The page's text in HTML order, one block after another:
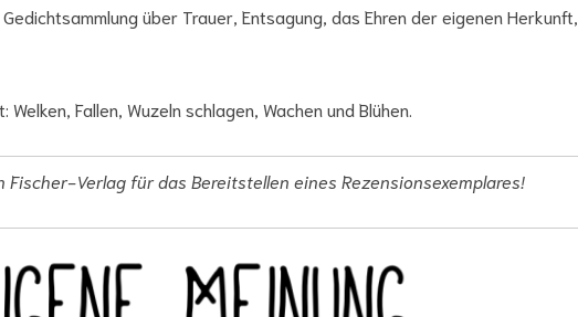
über Trauer, Entsagung, das Ehren der eigenen Herkunft,
Fallen, Wuzeln schlagen, Wachen und Blühen.
Fischer-Verlag für das Bereitstellen eines Rezensionsexemplares!